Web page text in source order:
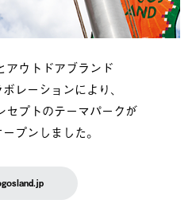
アウトドアブランド
レーションにより、
セプトのテーマパークが
プンしました。